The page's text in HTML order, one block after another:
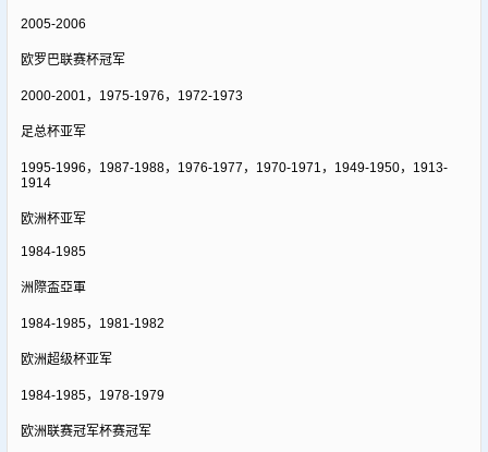
2005-2006
欧罗巴联赛杯冠军
2000-2001，1975-1976，1972-1973
足总杯亚军
1995-1996，1987-1988，1976-1977，1970-1971，1949-1950，1913-
1914
欧洲杯亚军
1984-1985
洲際盃亞軍
1984-1985，1981-1982
欧洲超级杯亚军
1984-1985，1978-1979
欧洲联赛冠军杯赛冠军